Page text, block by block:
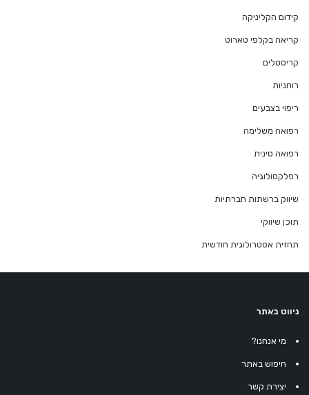
קידום הקליניקה
קריאה בקלפי טארוט
קריסטלים
רוחניות
ריפוי בצבעים
רפואה משלימה
רפואה סינית
רפלקסולוגיה
שיווק ברשתות חברתיות
תוכן שיווקי
תחזית אסטרולוגית חודשית
ניווט באתר
מי אנחנו?
חיפוש באתר
יצירת קשר